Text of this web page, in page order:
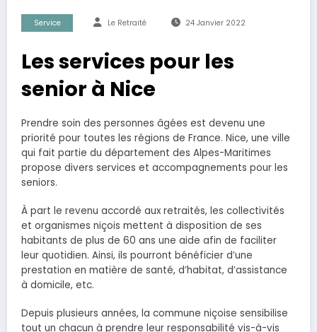
Service Le Retraité 24 Janvier 2022
Les services pour les
senior à Nice
Prendre soin des personnes âgées est devenu une
priorité pour toutes les régions de France. Nice, une ville
qui fait partie du département des Alpes-Maritimes
propose divers services et accompagnements pour les
seniors.
À part le revenu accordé aux retraités, les collectivités
et organismes niçois mettent à disposition de ses
habitants de plus de 60 ans une aide afin de faciliter
leur quotidien. Ainsi, ils pourront bénéficier d’une
prestation en matière de santé, d’habitat, d’assistance
à domicile, etc.
Depuis plusieurs années, la commune niçoise sensibilise
tout un chacun à prendre leur responsabilité vis-à-vis